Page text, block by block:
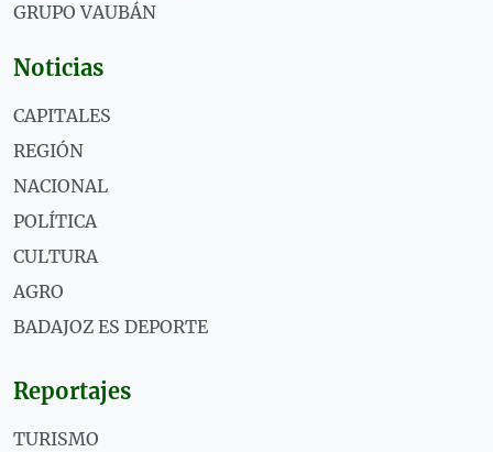
GRUPO VAUBÁN
Noticias
CAPITALES
REGIÓN
NACIONAL
POLÍTICA
CULTURA
AGRO
BADAJOZ ES DEPORTE
Reportajes
TURISMO